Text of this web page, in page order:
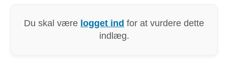
Du skal være logget ind for at vurdere dette
indlæg.